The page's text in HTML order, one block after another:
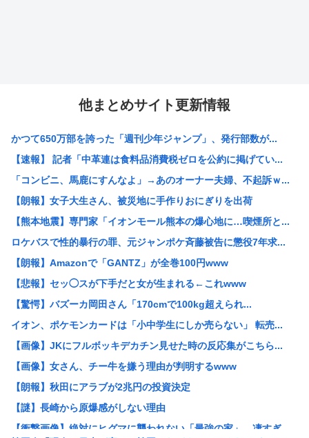
他まとめサイト更新情報
かつて650万部を誇った「週刊少年ジャンプ」、発行部数が...
【速報】 記者「中革連は食料品消費税ゼロを公約に掲げてい...
「コンビニ、馬鹿にすんなよ」→あのオーナー夫婦、不起訴ｗ...
【朗報】女子大生さん、被災地に手作りおにぎりを出荷
【熊本地震】専門家「イオンモール熊本の爆心地に…喫煙所と...
ロケバスで性的暴行の罪、元ジャンポケ斉藤被告に懲役7年求...
【朗報】Amazonで「GANTZ」が全巻100円www
【悲報】セッ◯スが下手だと女が生まれる←これwww
【驚愕】バズーカ岡田さん「170cmで100kg超えられ...
イオン、ポケモンカードは「小中学生にしか売らない」 転売...
【画像】JKにフルボッキデカチン見せた時の反応集がこちら...
【画像】女さん、チー牛を嫌う理由が判明するwww
【朗報】秋田にアラブが2兆円の投資決定
【謎】長崎から原爆感がしない理由
【衝撃画像】絶対にヒグマに襲われない「最強の家」、凄すぎ...